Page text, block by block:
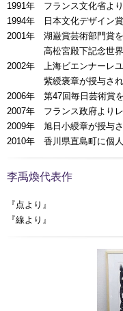
1991年 フランス文化省よ
1994年 日本文化デザイン
2001年 湖巌賞芸術部門賞
高松宮殿下記念世
2002年 上海ビエンナーレ
紫綬褒章が授与さ
2006年 第47回毎日芸術賞
2007年 フランス政府より
2009年 旭日小綬章が授与
2010年 香川県直島町に個
李禹煥代表作
『点より』
『線より』